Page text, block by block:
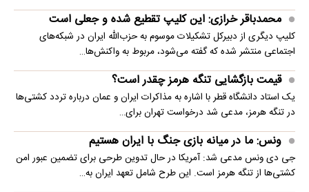
محمدباقر خرازی: این کلیپ تقطیع شده و جعلی است
کلیپ دیگری از دبیرکل تشکیلات موسوم به حزب‌الله ایران در شبکه‌های
اجتماعی منتشر شده که گفته می‌شود، مربوط به واکنش‌ها…
قیمت بازگشایی تنگه هرمز چقدر است؟
یک استاد دانشگاه قطر با اشاره به مذاکرات ایران و عمان درباره تردد کشتی‌ها
در تنگه هرمز، مدعی شد درخواست تهران برای…
ونس: ما در میانه بازی جنگ با ایران هستیم
جی دی ونس مدعی شد: آمریکا در حال تدوین طرحی برای تضمین عبور امن
کشتی‌ها از تنگه هرمز است. این طرح شامل تعهد ایران به…